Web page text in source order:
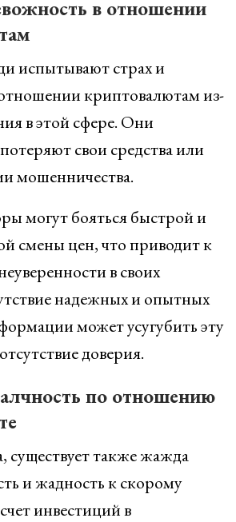
в отношении
испытывают страх и
криптовалютам из-
в этой сфере. Они
свои средства или
мошенничества.
могут бояться быстрой и
смены цен, что приводит к
в своих
надежных и опытных
может усугубить эту
доверия.
по отношению
также жажда
и жадность к скорому
инвестиций в